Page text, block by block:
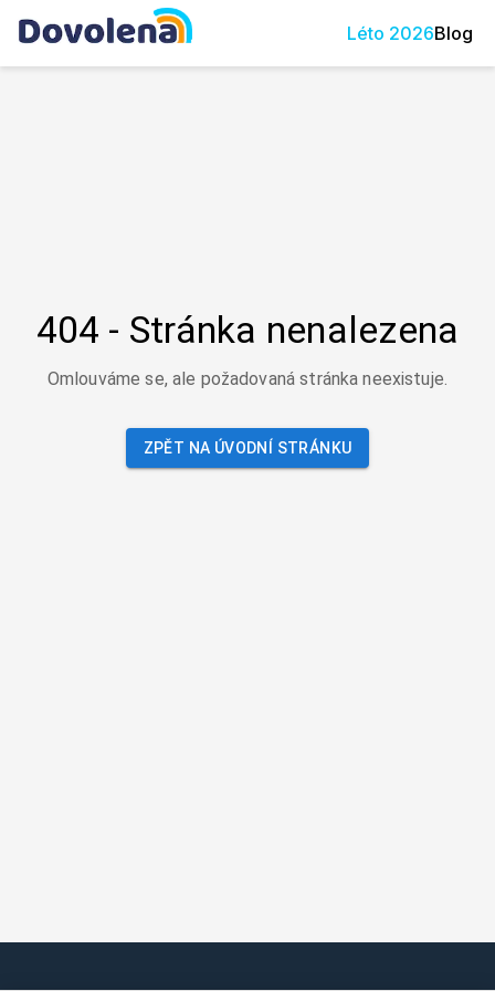
Léto 2026Blog
404 - Stránka nenalezena
Omlouváme se, ale požadovaná stránka neexistuje.
ZPĚT NA ÚVODNÍ STRÁNKU